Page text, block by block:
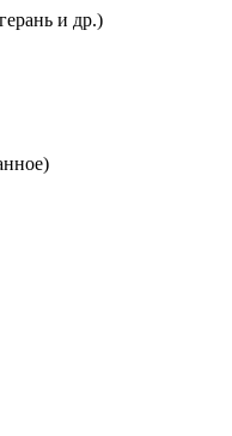
и др.)